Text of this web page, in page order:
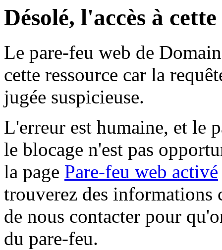
Désolé, l'accès à
Le pare-feu web de
cette ressource car la
jugée suspicieuse.
L'erreur est humaine, et le
le blocage n'est pas
la page Pare-feu web activé
trouverez des informations
de nous contacter pour
du pare-feu.